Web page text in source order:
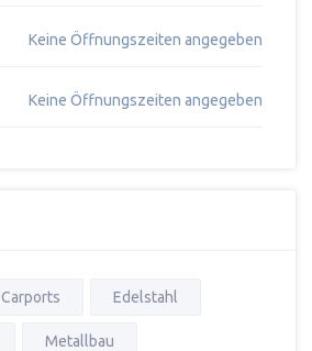
Keine Öffnungszeiten angegeben
Keine Öffnungszeiten angegeben
Carports Edelstahl
Metallbau